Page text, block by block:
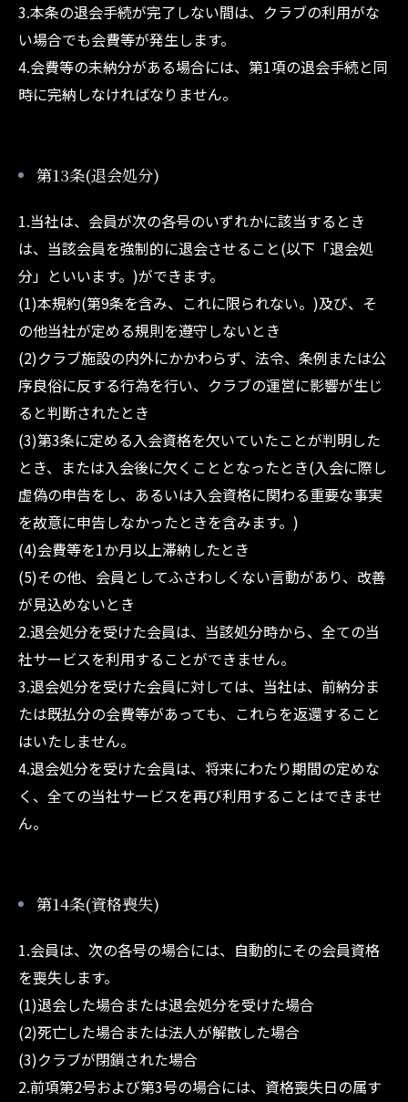
3.本条の退会手続が完了しない間は、クラブの利用がな
い場合でも会費等が発生します。
4.会費等の未納分がある場合には、第1項の退会手続と同
時に完納しなければなりません。
第13条(退会処分)
1.当社は、会員が次の各号のいずれかに該当するとき
は、当該会員を強制的に退会させること(以下「退会処
分」といいます。)ができます。
(1)本規約(第9条を含み、これに限られない。)及び、そ
の他当社が定める規則を遵守しないとき
(2)クラブ施設の内外にかかわらず、法令、条例または公
序良俗に反する行為を行い、クラブの運営に影響が生じ
ると判断されたとき
(3)第3条に定める入会資格を欠いていたことが判明した
とき、または入会後に欠くこととなったとき(入会に際し
虚偽の申告をし、あるいは入会資格に関わる重要な事実
を故意に申告しなかったときを含みます。)
(4)会費等を1か月以上滞納したとき
(5)その他、会員としてふさわしくない言動があり、改善
が見込めないとき
2.退会処分を受けた会員は、当該処分時から、全ての当
社サービスを利用することができません。
3.退会処分を受けた会員に対しては、当社は、前納分ま
たは既払分の会費等があっても、これらを返還すること
はいたしません。
4.退会処分を受けた会員は、将来にわたり期間の定めな
く、全ての当社サービスを再び利用することはできませ
ん。
第14条(資格喪失)
1.会員は、次の各号の場合には、自動的にその会員資格
を喪失します。
(1)退会した場合または退会処分を受けた場合
(2)死亡した場合または法人が解散した場合
(3)クラブが閉鎖された場合
2.前項第2号および第3号の場合には、資格喪失日の属す